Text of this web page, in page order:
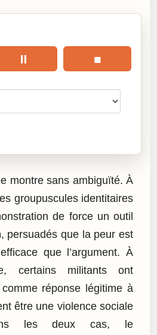
⏸ ■
montre sans ambiguïté. À
groupuscules identitaires
de force un outil
persuadés que la peur est
que l’argument. À
certains militants ont
réponse légitime à
être une violence sociale
les deux cas, le